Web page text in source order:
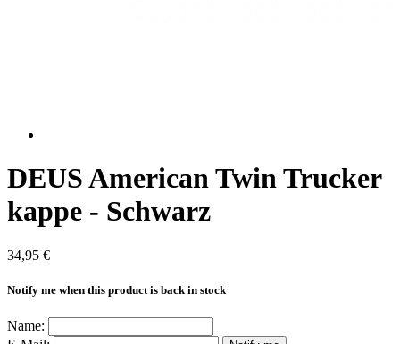
DEUS American Twin Trucker
kappe - Schwarz
34,95 €
Notify me when this product is back in stock
Name: